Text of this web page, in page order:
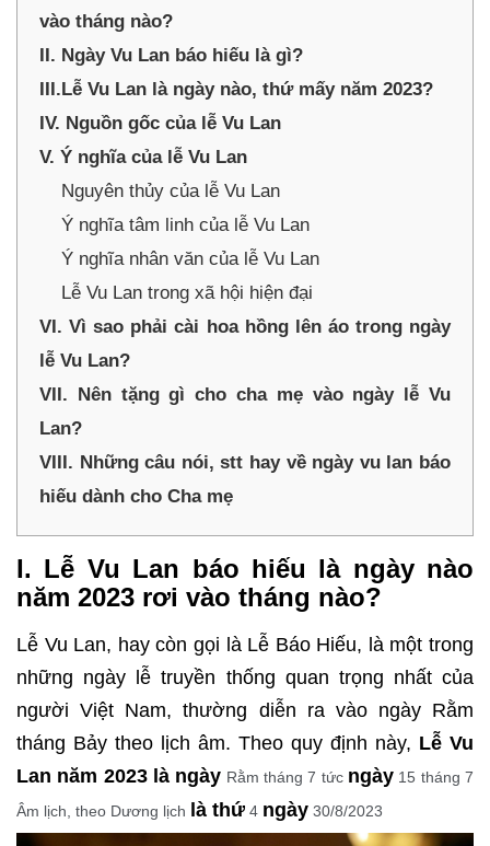
vào tháng nào?
II. Ngày Vu Lan báo hiếu là gì?
III.Lễ Vu Lan là ngày nào, thứ mấy năm 2023?
IV. Nguồn gốc của lễ Vu Lan
V. Ý nghĩa của lễ Vu Lan
Nguyên thủy của lễ Vu Lan
Ý nghĩa tâm linh của lễ Vu Lan
Ý nghĩa nhân văn của lễ Vu Lan
Lễ Vu Lan trong xã hội hiện đại
VI. Vì sao phải cài hoa hồng lên áo trong ngày
lễ Vu Lan?
VII. Nên tặng gì cho cha mẹ vào ngày lễ Vu
Lan?
VIII. Những câu nói, stt hay về ngày vu lan báo
hiếu dành cho Cha mẹ
I. Lễ Vu Lan báo hiếu là ngày nào
năm 2023 rơi vào tháng nào?
Lễ Vu Lan, hay còn gọi là Lễ Báo Hiếu, là một trong
những ngày lễ truyền thống quan trọng nhất của
người Việt Nam, thường diễn ra vào ngày Rằm
tháng Bảy theo lịch âm. Theo quy định này, Lễ Vu
Lan năm 2023 là ngày Rằm tháng 7 tức ngày 15 tháng 7
Âm lịch, theo Dương lịch
là thứ 4 ngày 30/8/2023